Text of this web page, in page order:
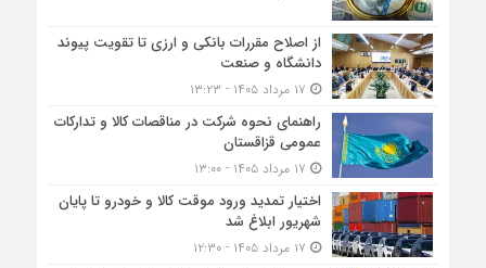
از اصلاح مقررات بانکی و ارزی تا تقویت پیوند
دانشگاه و صنعت
راهنمای نحوه شرکت در مناقصات کالا و تدارکات
عمومی قزاقستان
اختیار تمدید ورود موقت کالا و خودرو تا پایان
شهریور ابلاغ شد